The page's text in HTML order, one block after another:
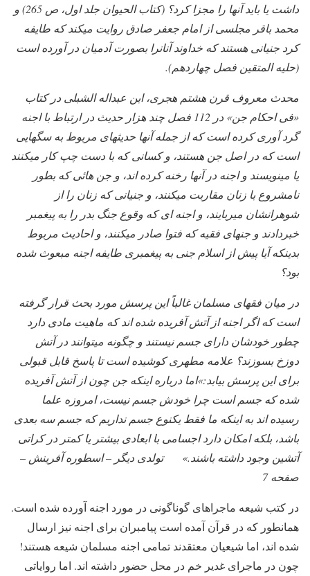
داشت یا باید آنها را مجزا کرد؟ (کتاب الحیوان جلد اول، ص 265) و
محمد باقر مجلسی از امام جعفر صادق روایت میکند که طایفه
کرد جنیانی هستند که خداوند آنانرا بصورت آدمیان در آورده است
(حلیه المتقین فصل چهاردهم).
محدث معروف قرن هشتم هجری، ابن عبداله الشبلی در کتاب
«فی احکام جن» در 112 فصل چند هزار حدیث در ارتباط با اجنه
گرد آوری کرده است که از جمله آنها حدیثهای مربوط به سگهایی
است که در اصل جن هستند، و کسانی که با دست چپ کار میکنند
یا مینویسند و اجنه در آنها رخنه کرده اند، و جن هائی که بطور
نامشروع با زنان مقاربت میکنند، و جنیانی که زنان را از
شوهرانشان میربایند، و اجنه ای که وقوع جنگ بدر را به پیغمبر
خبردادند و جنهای فقیه که فتوا صادر میکنند، و احادیث مربوط
بدینکه آیا پیش از اسلام جنی به پیغمبری طایفه اجنه مبعوث شده
بود؟
در میان فقهای مسلمان غالباً این پرسش مورد بحث قرار گرفته
است که اگر اجنه از آتش آفریده شده اند که ماهیت مادی دارد
چطور خودشان دارای جسم نیستند و چگونه میتوانند در آتش
دوزخ بسوزند؟ علامه مطهری کوشیده است تا پاسخ قابل قبولی
برای این پرسش بیابد:»اما درباره اینکه جن چون از آتش آفریده
شده که جسم است چرا خودش جسم نیست، امروزه علما
رسیده اند به اینکه ما فقط یکنوع جسم نداریم که جسم سه بعدی
باشد، بلکه امکان دارد اجسامی با ابعادی بیشتر یا کمتر در کراتی
آتشین وجود داشته باشند.»تولدی دیگر – اسطوره آفرینش –
صفحه 7
در کتب شیعه ماجراهای گوناگونی در مورد اجنه آورده شده است.
همانطور که در قرآن آمده است پیامبران برای اجنه نیز ارسال
شده اند، اما شیعیان معتقدند تمامی اجنه مسلمان شیعه هستند!
چون در ماجرای غدیر خم در محل حضور داشته اند. اما روایاتی